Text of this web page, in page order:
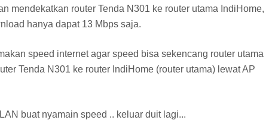
mendekatkan router Tenda N301 ke router utama IndiHome,
hanya dapat 13 Mbps saja.
speed internet agar speed bisa sekencang router utama
Tenda N301 ke router IndiHome (router utama) lewat AP
buat nyamain speed .. keluar duit lagi...